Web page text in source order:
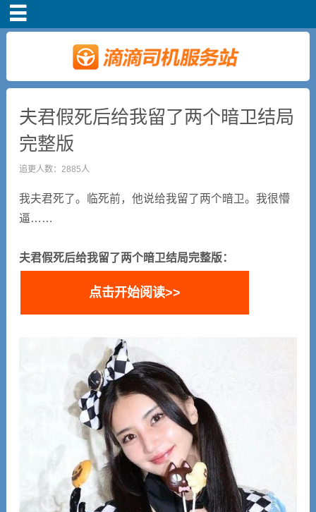
司机注册
新手指导
奖励政策
滴滴车主司机端下
载
小说短剧
夫君假死后给我留了两个暗卫结局
完整版
追更人数：2885人
我夫君死了。临死前，他说给我留了两个暗卫。我很懵
逼……
夫君假死后给我留了两个暗卫结局完整版：
点击开始阅读>>